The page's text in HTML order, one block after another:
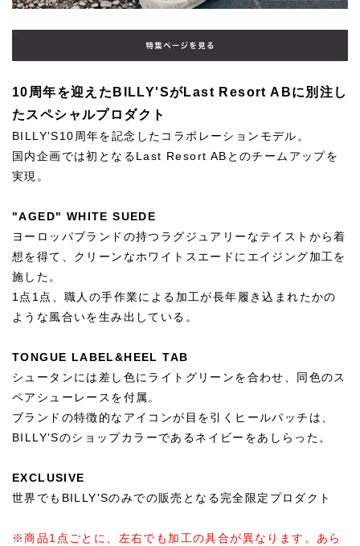
10周年を迎えたBILLY'SがLast Resort ABに別注し
たスペシャルプロダクト
BILLY'S10周年を記念したコラボレーションモデル。
国内企画では初となるLast Resort ABとのチームアップを
実現。
"AGED" WHITE SUEDE
ヨーロッパブランドの持つラグジュアリーなテイストから着
想を得て、クリーンなホワイトスエードにエイジング加工を
施した。
1点1点、職人の手作業による加工が長年履き込まれたかの
ような風合いを生み出している。
TONGUE LABEL&HEEL TAB
シュータンには差し色にライトグリーンを合わせ、同色のス
ペアシューレースを付属。
ブランドの特徴的なアイコンが目を引くヒールパッチは、
BILLY'Sのショップカラーであるネイビーをあしらった。
EXCLUSIVE
世界でもBILLY'Sのみでの販売となる完全限定プロダクト
※商品1点ごとに、左右でも加工の具合が異なります。あら